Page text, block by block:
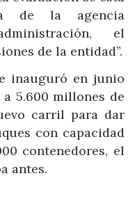
de la agencia
el
de la entidad”.
inauguró en junio
a 5.600 millones de
carril para dar
con capacidad
contenedores, el
antes.